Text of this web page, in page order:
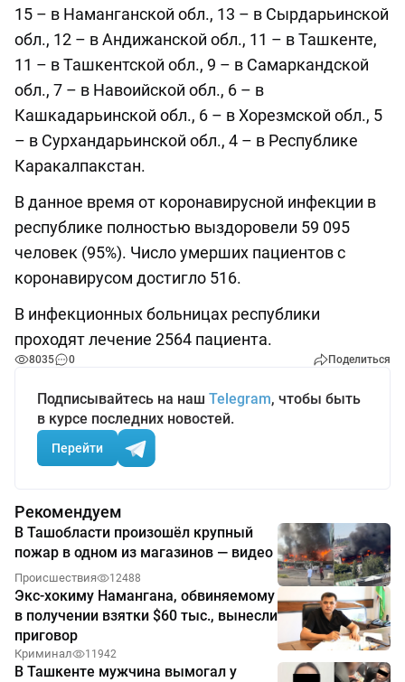
15 – в Наманганской обл., 13 – в Сырдарьинской
обл., 12 – в Андижанской обл., 11 – в Ташкенте,
11 – в Ташкентской обл., 9 – в Самаркандской
обл., 7 – в Навоийской обл., 6 – в
Кашкадарьинской обл., 6 – в Хорезмской обл., 5
– в Сурхандарьинской обл., 4 – в Республике
Каракалпакстан.
В данное время от коронавирусной инфекции в
республике полностью выздоровели 59 095
человек (95%). Число умерших пациентов с
коронавирусом достигло 516.
В инфекционных больницах республики
проходят лечение 2564 пациента.
8035 0 Поделиться
Подписывайтесь на наш Telegram, чтобы быть
в курсе последних новостей.
Перейти
Рекомендуем
В Ташобласти произошёл крупный
пожар в одном из магазинов — видео
Происшествия 12488
Экс-хокиму Намангана, обвиняемому
в получении взятки $60 тыс., вынесли
приговор
Криминал 11942
В Ташкенте мужчина вымогал у